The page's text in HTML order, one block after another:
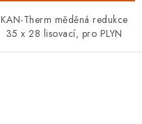
KAN-Therm měděná redukce
35 x 28 lisovací, pro PLYN